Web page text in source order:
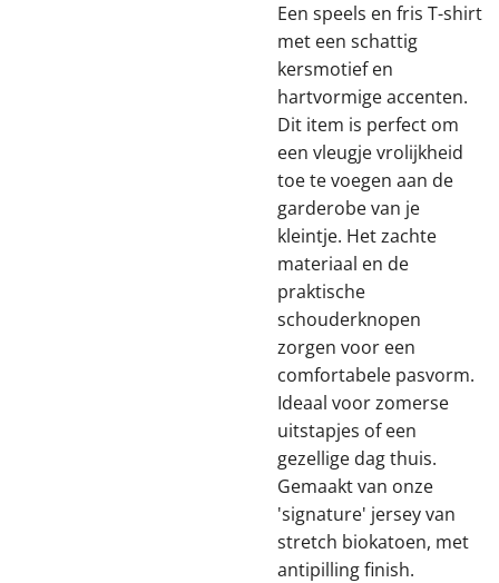
Een speels en fris T-shirt
met een schattig
kersmotief en
hartvormige accenten.
Dit item is perfect om
een vleugje vrolijkheid
toe te voegen aan de
garderobe van je
kleintje. Het zachte
materiaal en de
praktische
schouderknopen
zorgen voor een
comfortabele pasvorm.
Ideaal voor zomerse
uitstapjes of een
gezellige dag thuis.
Gemaakt van onze
'signature' jersey van
stretch biokatoen, met
antipilling finish.